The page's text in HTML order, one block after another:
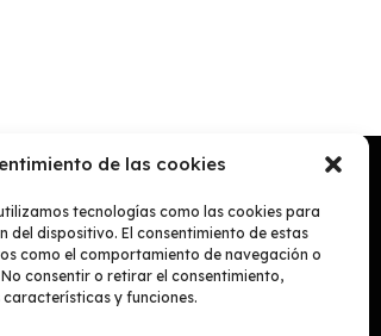
de las cookies
tecnologías como las cookies para
dispositivo. El consentimiento de estas
como el comportamiento de navegación o
consentir o retirar el consentimiento,
y funciones.